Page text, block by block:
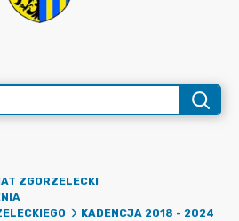
ZGORZELECKI
KADENCJA 2018 - 2024